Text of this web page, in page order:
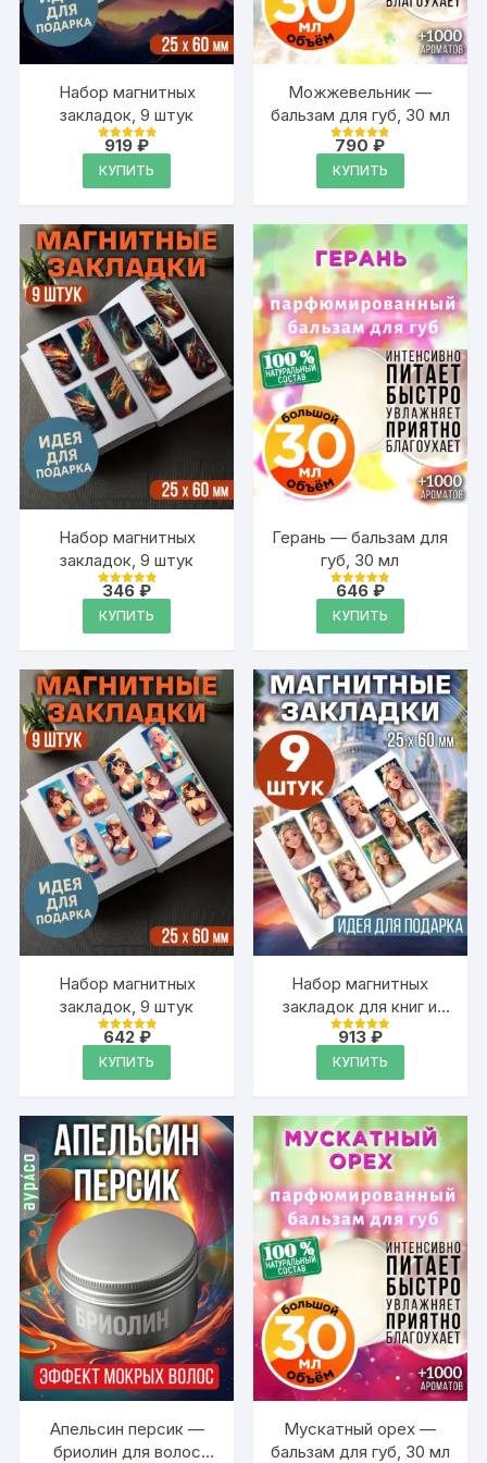
Набор магнитных
закладок, 9 штук
Оценка
из 5
919₽
КУПИТЬ
Можжевельник —
бальзам для губ, 30 мл
Оценка
из 5
790₽
КУПИТЬ
Набор магнитных
закладок, 9 штук
Оценка
из 5
346₽
КУПИТЬ
Герань — бальзам для
губ, 30 мл
Оценка
из 5
646 ₽
КУПИТЬ
Набор магнитных
закладок, 9 штук
Оценка
из 5
642 ₽
КУПИТЬ
Набор магнитных
закладок для книг и
учебников, 9 штук
Оценка
из 5
913 ₽
КУПИТЬ
Апельсин персик —
бриолин для волос
Мускатный орех —
бальзам для губ, 30 мл